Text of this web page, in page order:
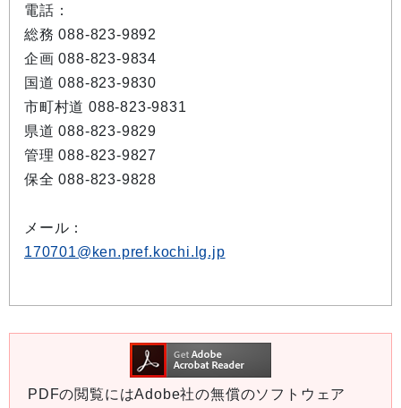
電話：
総務 088-823-9892
企画 088-823-9834
国道 088-823-9830
市町村道 088-823-9831
県道 088-823-9829
管理 088-823-9827
保全 088-823-9828
メール：
170701@ken.pref.kochi.lg.jp
PDFの閲覧にはAdobe社の無償のソフトウェア